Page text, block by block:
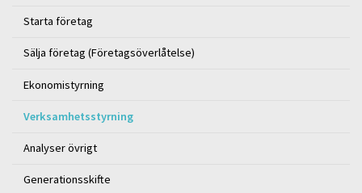
Starta företag
Sälja företag (Företagsöverlåtelse)
Ekonomistyrning
Verksamhetsstyrning
Analyser övrigt
Generationsskifte